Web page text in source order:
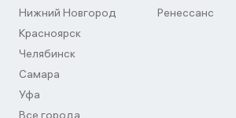
Нижний Новгород
Красноярск
Челябинск
Самара
Уфа
Все города
Ренессанс